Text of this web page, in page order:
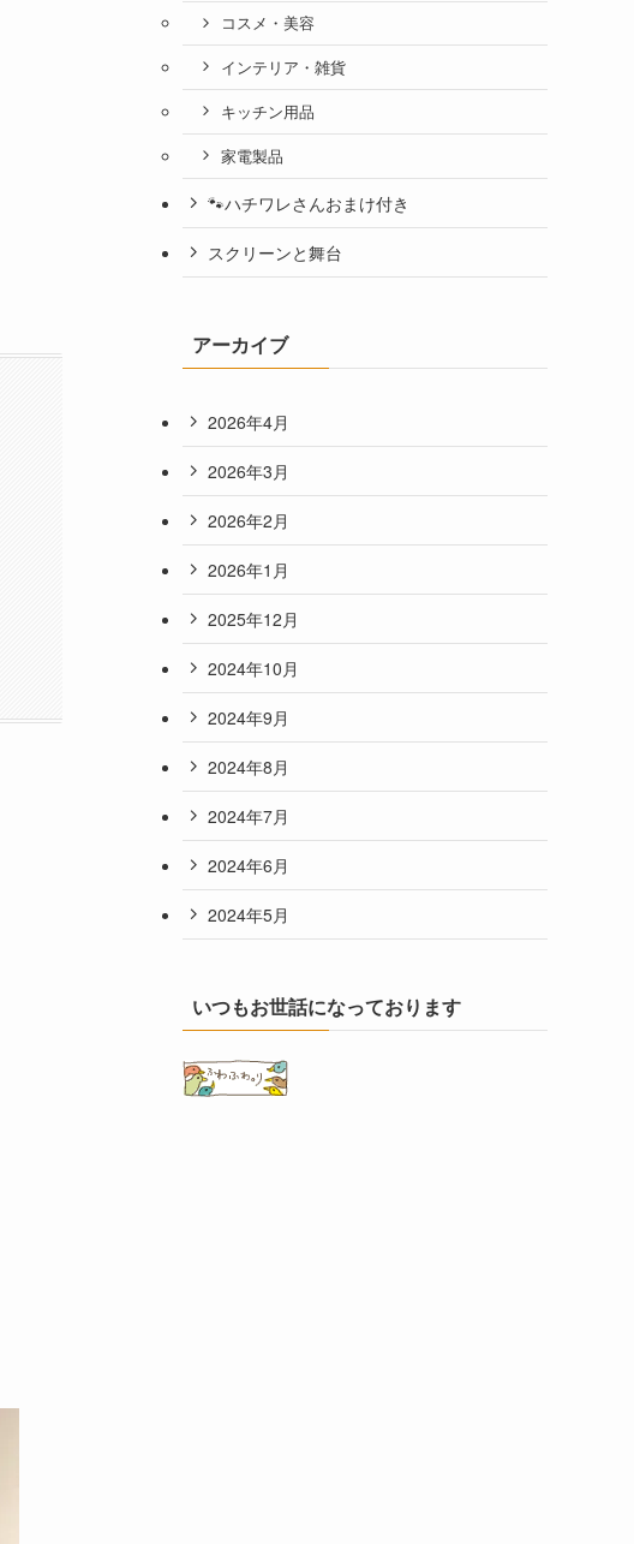
コスメ・美容
インテリア・雑貨
キッチン用品
家電製品
🐾ハチワレさんおまけ付き
スクリーンと舞台
アーカイブ
2026年4月
2026年3月
2026年2月
2026年1月
2025年12月
2024年10月
2024年9月
2024年8月
2024年7月
2024年6月
2024年5月
いつもお世話になっております